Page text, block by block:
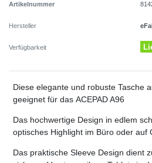
Artikelnummer
Hersteller
Verfügbarkeit
Diese elegante und robuste Tasche
geeignet für das ACEPAD A96
Das hochwertige Design in edlem
optisches Highlight im Büro oder auf
Das praktische Sleeve Design dient